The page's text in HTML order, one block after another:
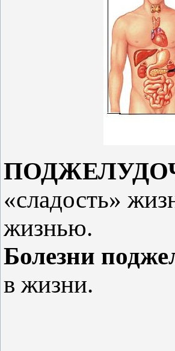
«сладость»
жизнью.
Болезни
в жизни.